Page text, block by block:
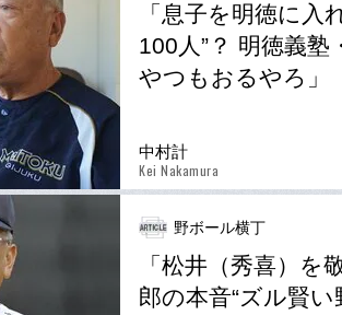
「息子を明徳に入
100人”？ 明徳義
やつもおるやろ」
中村計
Kei Nakamura
野ボール横丁
「松井（秀喜）
郎の本音“ズル賢